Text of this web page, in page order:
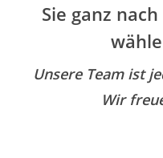
Sie ganz
Unsere Team ist
Wir